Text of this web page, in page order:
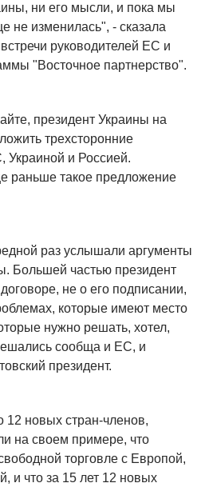
ни его мысли, и пока мы
не изменилась", - сказала
руководителей ЕС и
"Восточное партнерство".
президент Украины на
трехсторонние
и Россией.
раньше такое предложение
раз услышали аргументы
Большей частью президент
не о его подписании,
которые имеют место
нужно решать, хотел,
сообща и ЕС, и
президент.
12 новых стран-членов,
на своем примере, что
торговле с Европой,
и что за 15 лет 12 новых